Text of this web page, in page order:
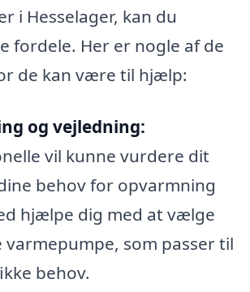
i Hesselager, kan du
fordele. Her er nogle af de
de kan være til hjælp:
og vejledning:
vil kunne vurdere dit
behov for opvarmning
hjælpe dig med at vælge
som passer til
behov.